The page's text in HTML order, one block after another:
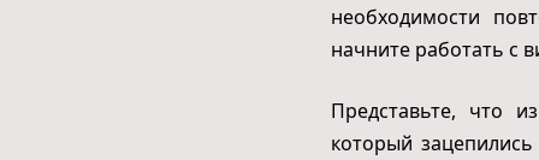
необходимости
начните работать с
Представьте, что
который